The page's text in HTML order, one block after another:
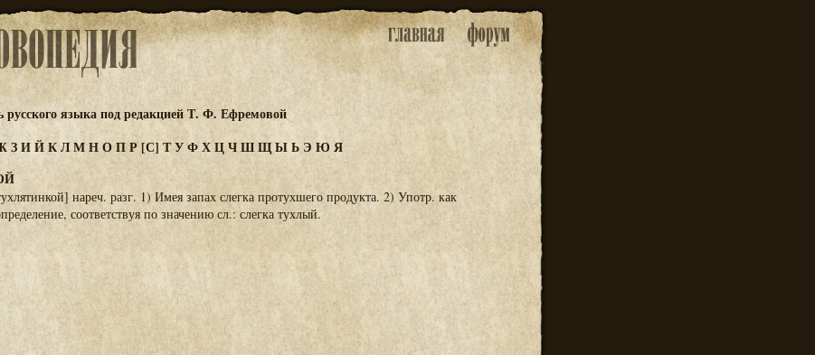
русского языка под редакцией Т. Ф. Ефремовой
ЗИЙКЛМНОПР[С] ТУФХЦЧШЩЫЬ Э Ю Я
нареч. разг. 1) Имея запах слегка протухшего продукта. 2) Употр. как
соответствуя по значению сл.: слегка тухлый.